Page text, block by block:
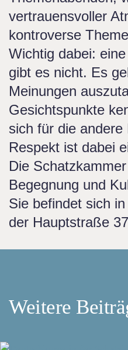
vertrauensvoller
kontroverse
Wichtig dabei: eine
gibt es nicht. Es
Meinungen
Gesichtspunkte
sich für die
Respekt ist dabei
Die
Begegnung und
Sie befindet sich in
der Hauptstraße
Weitere